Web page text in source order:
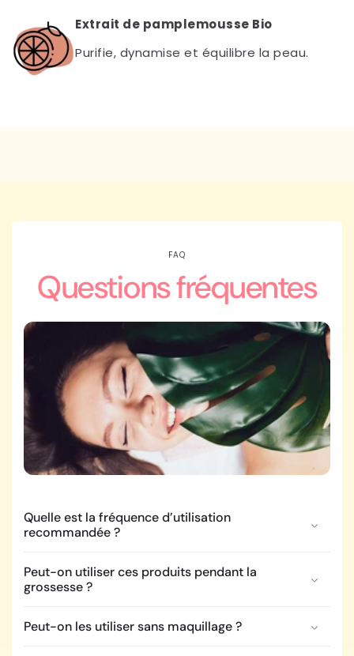
Extrait de pamplemousse Bio
Purifie, dynamise et équilibre la peau.
FAQ
Questions fréquentes
Quelle est la fréquence d’utilisation
recommandée ?
Peut-on utiliser ces produits pendant la
grossesse ?
Peut-on les utiliser sans maquillage ?